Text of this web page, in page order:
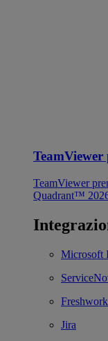
TeamViewer
Quadrant™
Microsoft
Jira